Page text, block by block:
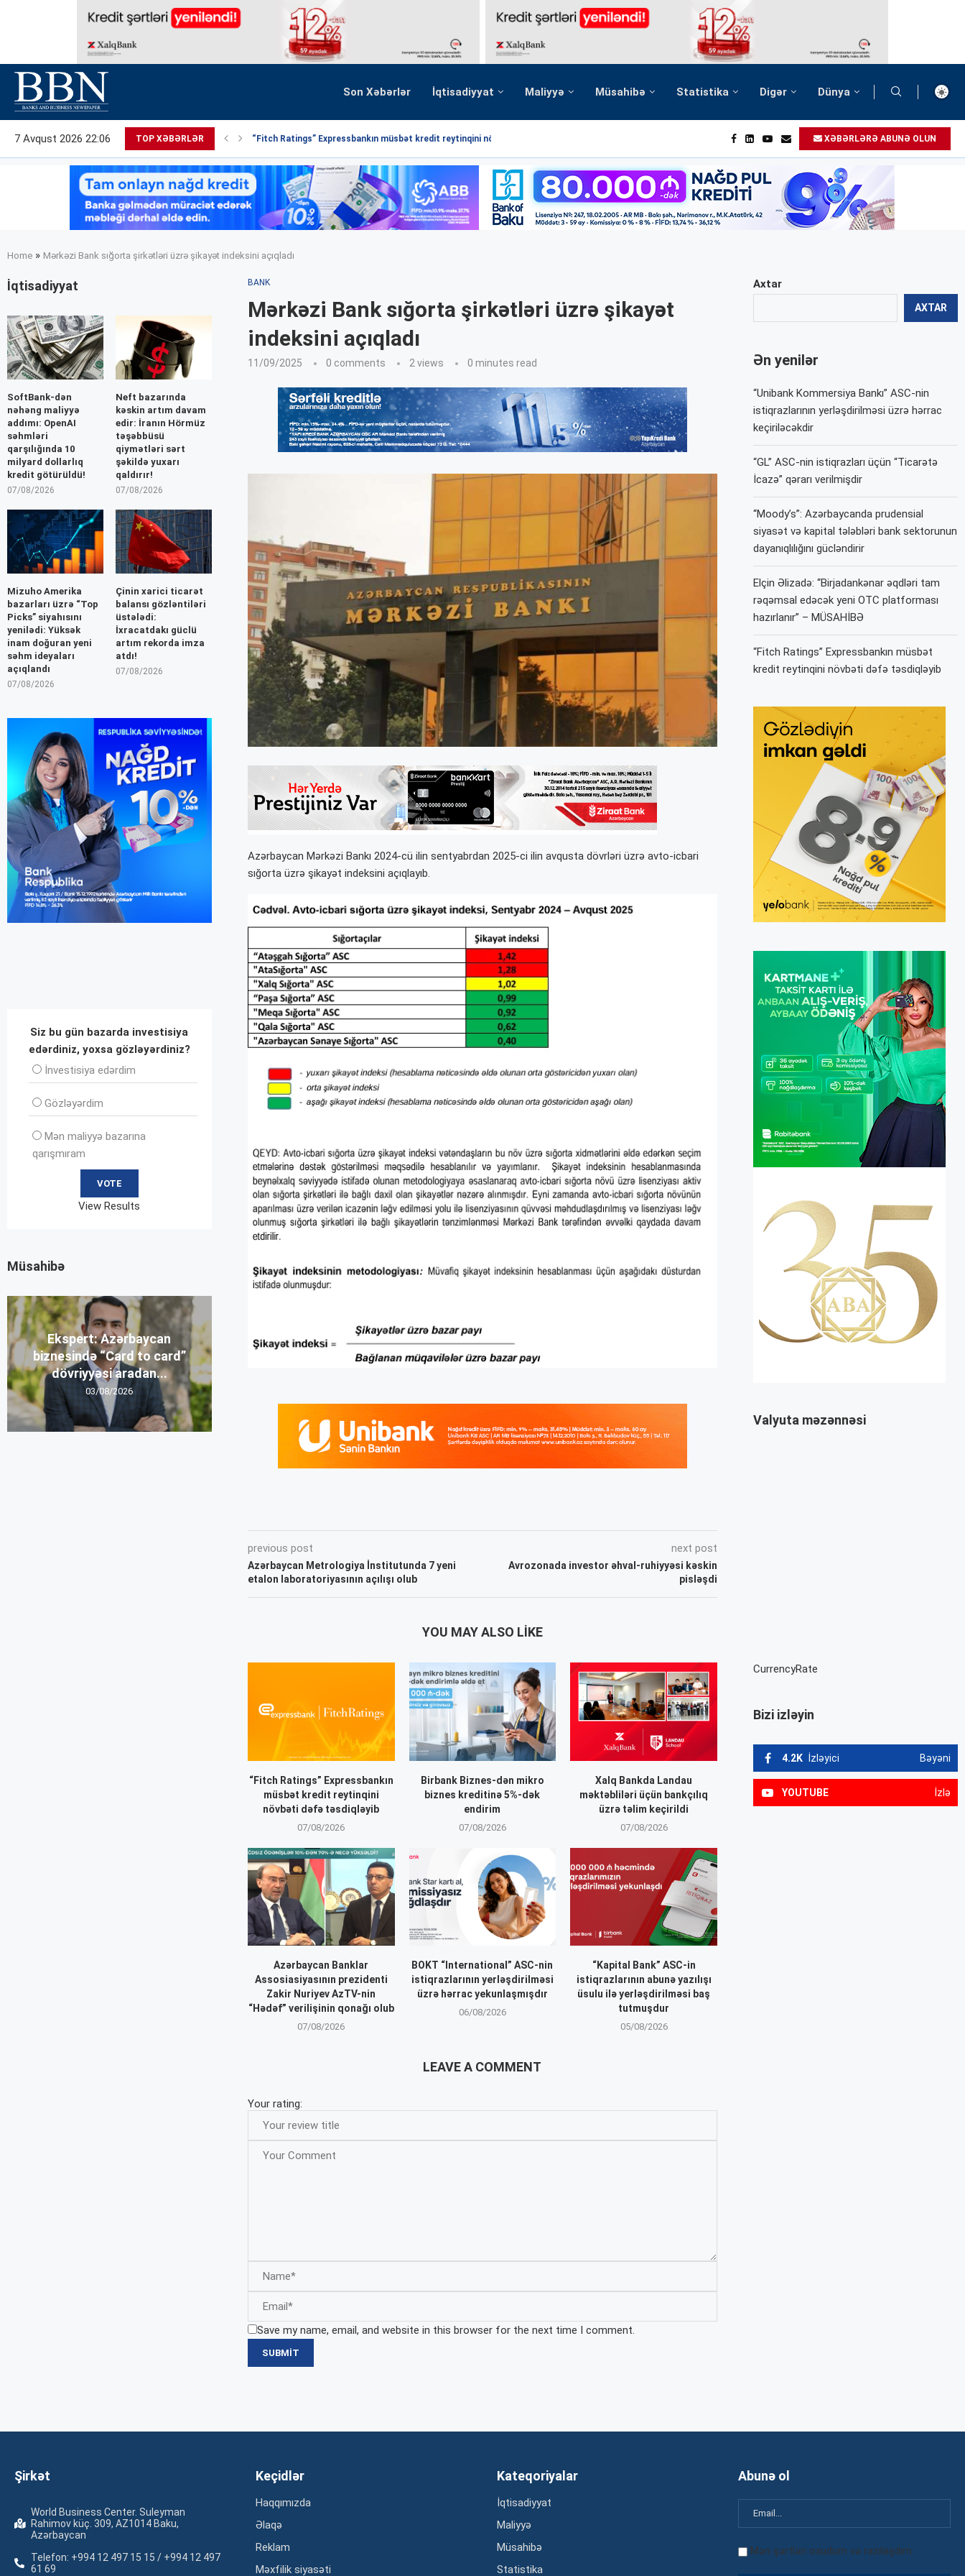
Son Xəbərlər İqtisadiyyat Maliyyə Müsahibə Statistika Digər Dünya
7 Avqust 2026 22:06 TOP XƏBƏRLƏR “Fitch Ratings” Expressbankın müsbət kredit reytinqini növbəti dəfə... XƏBƏRLƏRƏ ABUNƏ OLUN
Home » Mərkəzi Bank sığorta şirkətləri üzrə şikayət indeksini açıqladı
BANK
Mərkəzi Bank sığorta şirkətləri üzrə şikayət
indeksini açıqladı
11/09/2025 0 comments 2 views 0 minutes read
Azərbaycan Mərkəzi Bankı 2024-cü ilin sentyabrdan 2025-ci ilin avqusta dövrləri üzrə avto-icbari
sığorta üzrə şikayət indeksini açıqlayıb.
previous post
Azərbaycan Metrologiya İnstitutunda 7 yeni
etalon laboratoriyasının açılışı olub
next post
Avrozonada investor əhval-ruhiyyəsi kəskin
pisləşdi
YOU MAY ALSO LIKE
“Fitch Ratings” Expressbankın
müsbət kredit reytinqini
növbəti dəfə təsdiqləyib
07/08/2026
Birbank Biznes-dən mikro
biznes kreditinə 5%-dək
endirim
07/08/2026
Xalq Bankda Landau
məktəbliləri üçün bankçılıq
üzrə təlim keçirildi
07/08/2026
Azərbaycan Banklar
Assosiasiyasının prezidenti
Zakir Nuriyev AzTV-nin
“Hədəf” verilişinin qonağı olub
07/08/2026
BOKT “International” ASC-nin
istiqrazlarının yerləşdirilməsi
üzrə hərrac yekunlaşmışdır
06/08/2026
“Kapital Bank” ASC-in
istiqrazlarının abunə yazılışı
üsulu ilə yerləşdirilməsi baş
tutmuşdur
05/08/2026
LEAVE A COMMENT
Your rating:
Save my name, email, and website in this browser for the next time I comment.
Axtar
AXTAR
Ən yenilər
“Unibank Kommersiya Bankı” ASC-nin
istiqrazlarının yerləşdirilməsi üzrə hərrac
keçiriləcəkdir
“GL” ASC-nin istiqrazları üçün “Ticarətə
İcazə” qərarı verilmişdir
“Moody’s”: Azərbaycanda prudensial
siyasət və kapital tələbləri bank sektorunun
dayanıqlılığını gücləndirir
Elçin Əlizadə: “Birjadankənar əqdləri tam
rəqəmsal edəcək yeni OTC platforması
hazırlanır” – MÜSAHİBƏ
“Fitch Ratings” Expressbankın müsbət
kredit reytinqini növbəti dəfə təsdiqləyib
Valyuta məzənnəsi
CurrencyRate
Bizi izləyin
4.2K İzləyici Bəyəni
YOUTUBE İzlə
İqtisadiyyat
SoftBank-dən
nəhəng maliyyə
addımı: OpenAI
səhmləri
qarşılığında 10
milyard dollarlıq
kredit götürüldü!
07/08/2026
Neft bazarında
kəskin artım davam
edir: İranın Hörmüz
təşəbbüsü
qiymətləri sərt
şəkildə yuxarı
qaldırır!
07/08/2026
Mizuho Amerika
bazarları üzrə “Top
Picks” siyahısını
yenilədi: Yüksək
inam doğuran yeni
səhm ideyaları
açıqlandı
07/08/2026
Çinin xarici ticarət
balansı gözləntiləri
üstələdi:
İxracatdakı güclü
artım rekorda imza
atdı!
07/08/2026
Siz bu gün bazarda investisiya
edərdiniz, yoxsa gözləyərdiniz?
İnvеstisiya edərdim
Gözləyərdim
Mən maliyyə bazarına
qarışmıram
View Results
Müsahibə
Ekspert: Azərbaycan
biznesində “Card to card”
dövriyyəsi aradan...
03/08/2026
Şirkət
World Business Center. Suleyman
Rahimov küç. 309, AZ1014 Baku,
Azərbaycan
Telefon: +994 12 497 15 15 / +994 12 497
61 69
Keçidlər
Haqqımızda
Əlaqə
Reklam
Məxfilik siyasəti
Kateqoriyalar
İqtisadiyyat
Maliyyə
Müsahibə
Statistika
Abunə ol
Mən şərtləri oxudum və razılaşdım